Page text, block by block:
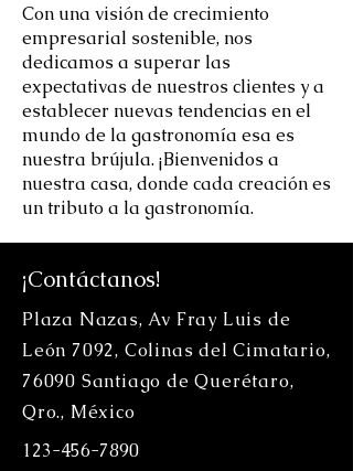
Con una visión de crecimiento
empresarial sostenible, nos
dedicamos a superar las
expectativas de nuestros clientes y a
establecer nuevas tendencias en el
mundo de la gastronomía esa es
nuestra brújula. ¡Bienvenidos a
nuestra casa, donde cada creación es
un tributo a la gastronomía.
¡Contáctanos!
Plaza Nazas, Av Fray Luis de
León 7092, Colinas del Cimatario,
76090 Santiago de Querétaro,
Qro., México
123-456-7890